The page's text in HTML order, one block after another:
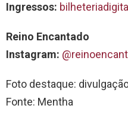
Ingressos:
Reino Encantado
Instagram:
Foto destaque:
Fonte: Mentha